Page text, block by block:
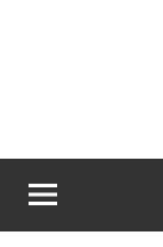
Dejar
de
dejar
de